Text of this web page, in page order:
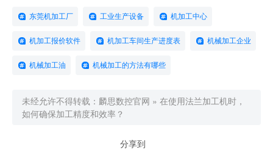
东莞机加工厂 工业生产设备 机加工中心
机加工报价软件 机加工车间生产进度表 机械加工企业
机械加工油 机械加工的方法有哪些
未经允许不得转载： 麟思数控官网 » 在使用法兰加工机时，
如何确保加工精度和效率？
分享到